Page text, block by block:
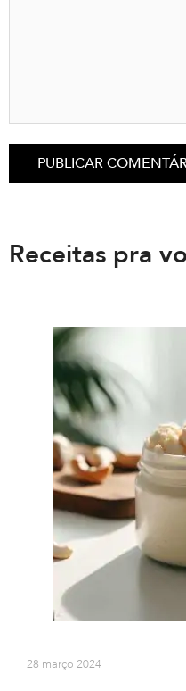
Receitas pra
28 março 2024